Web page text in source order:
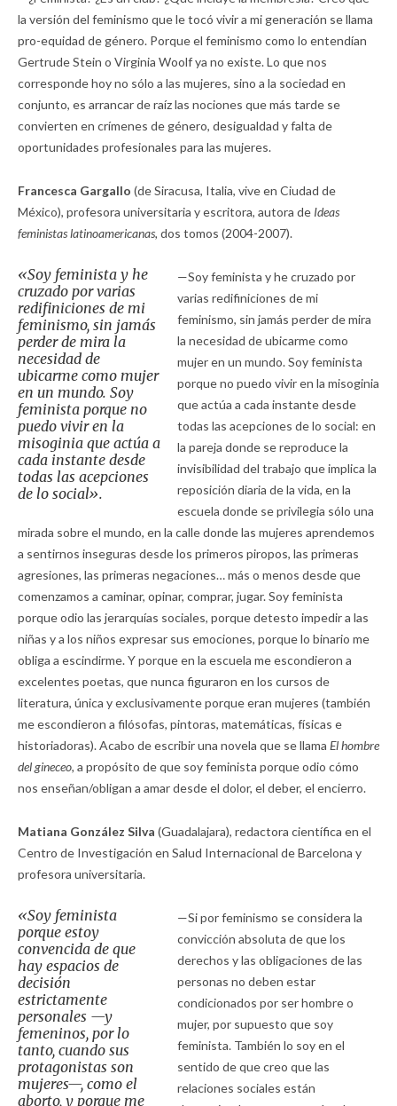
la versión del feminismo que le tocó vivir a mi generación se llama
pro-equidad de género. Porque el feminismo como lo entendían
Gertrude Stein o Virginia Woolf ya no existe. Lo que nos
corresponde hoy no sólo a las mujeres, sino a la sociedad en
conjunto, es arrancar de raíz las nociones que más tarde se
convierten en crímenes de género, desigualdad y falta de
oportunidades profesionales para las mujeres.
Francesca Gargallo (de Siracusa, Italia, vive en Ciudad de
México), profesora universitaria y escritora, autora de Ideas
feministas latinoamericanas, dos tomos (2004-2007).
«Soy feminista y he
cruzado por varias
redifiniciones de mi
feminismo, sin jamás
perder de mira la
necesidad de
ubicarme como mujer
en un mundo. Soy
feminista porque no
puedo vivir en la
misoginia que actúa a
cada instante desde
todas las acepciones
de lo social».
—Soy feminista y he cruzado por
varias redifiniciones de mi
feminismo, sin jamás perder de mira
la necesidad de ubicarme como
mujer en un mundo. Soy feminista
porque no puedo vivir en la misoginia
que actúa a cada instante desde
todas las acepciones de lo social: en
la pareja donde se reproduce la
invisibilidad del trabajo que implica la
reposición diaria de la vida, en la
escuela donde se privilegia sólo una
mirada sobre el mundo, en la calle donde las mujeres aprendemos
a sentirnos inseguras desde los primeros piropos, las primeras
agresiones, las primeras negaciones… más o menos desde que
comenzamos a caminar, opinar, comprar, jugar. Soy feminista
porque odio las jerarquías sociales, porque detesto impedir a las
niñas y a los niños expresar sus emociones, porque lo binario me
obliga a escindirme. Y porque en la escuela me escondieron a
excelentes poetas, que nunca figuraron en los cursos de
literatura, única y exclusivamente porque eran mujeres (también
me escondieron a filósofas, pintoras, matemáticas, físicas e
historiadoras). Acabo de escribir una novela que se llama El hombre
del gineceo, a propósito de que soy feminista porque odio cómo
nos enseñan/obligan a amar desde el dolor, el deber, el encierro.
Matiana González Silva (Guadalajara), redactora científica en el
Centro de Investigación en Salud Internacional de Barcelona y
profesora universitaria.
«Soy feminista
porque estoy
convencida de que
hay espacios de
decisión
estrictamente
personales —y
femeninos, por lo
tanto, cuando sus
protagonistas son
mujeres—, como el
aborto, y porque me
—Si por feminismo se considera la
convicción absoluta de que los
derechos y las obligaciones de las
personas no deben estar
condicionados por ser hombre o
mujer, por supuesto que soy
feminista. También lo soy en el
sentido de que creo que las
relaciones sociales están